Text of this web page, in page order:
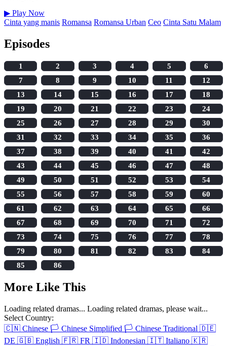
▶ Play Now
Cinta yang manis Romansa Romansa Urban Ceo Cinta Satu Malam
Episodes
1 2 3 4 5
6
7
8 9 10 11
12
13
14 15 16 17
18
19
20 21 22 23
24
25
26 27 28 29
30
31
32 33 34 35
36
37
38 39 40 41
42
43
44 45 46 47
48
49
50 51 52 53
54
55
56 57 58 59
60
61
62 63 64 65
66
67
68 69 70 71
72
73
74 75 76 77
78
79
80 81 82 83
84
85
86
More Like This
Loading related dramas... Loading related dramas, please wait...
Select Country:
🇨🇳 Chinese 🏳️ Chinese Simplified 🏳️ Chinese Traditional 🇩🇪
DE 🇬🇧 English 🇫🇷 FR 🇮🇩 Indonesian 🇮🇹 Italiano 🇰🇷